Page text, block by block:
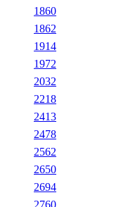
1860
1862
1914
1972
2032
2218
2413
2478
2562
2650
2694